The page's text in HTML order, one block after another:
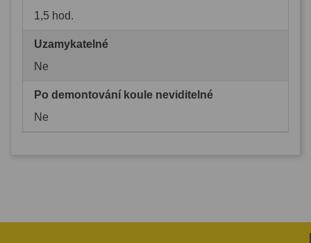
1,5 hod.
Uzamykatelné
Ne
Po demontování koule neviditelné
Ne